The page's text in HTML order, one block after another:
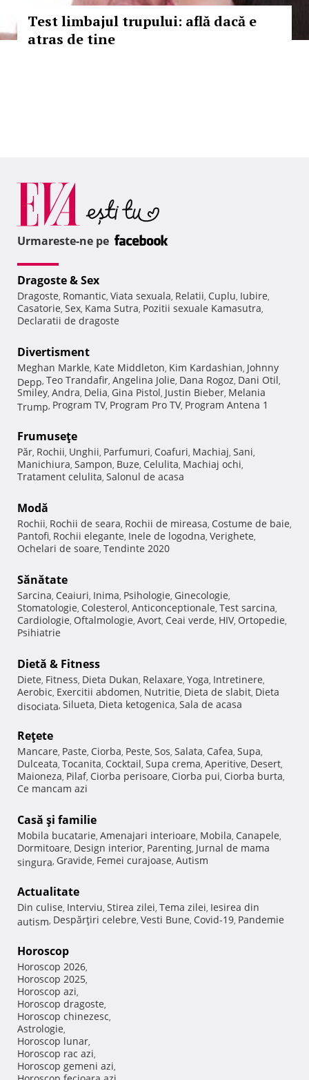
Test limbajul trupului: află dacă e
atras de tine
Urmareste-ne pe
Dragoste & Sex
Dragoste, Romantic, Viata sexuala, Relatii, Cuplu, Iubire,
Casatorie, Sex, Kama Sutra, Pozitii sexuale Kamasutra,
Declaratii de dragoste
Divertisment
Meghan Markle, Kate Middleton, Kim Kardashian, Johnny
Depp, Teo Trandafir, Angelina Jolie, Dana Rogoz, Dani Otil,
Smiley, Andra, Delia, Gina Pistol, Justin Bieber, Melania
Trump, Program TV, Program Pro TV, Program Antena 1
Frumuseţe
Păr, Rochii, Unghii, Parfumuri, Coafuri, Machiaj, Sani,
Manichiura, Sampon, Buze, Celulita, Machiaj ochi,
Tratament celulita, Salonul de acasa
Modă
Rochii, Rochii de seara, Rochii de mireasa, Costume de baie,
Pantofi, Rochii elegante, Inele de logodna, Verighete,
Ochelari de soare, Tendinte 2020
Sănătate
Sarcina, Ceaiuri, Inima, Psihologie, Ginecologie,
Stomatologie, Colesterol, Anticonceptionale, Test sarcina,
Cardiologie, Oftalmologie, Avort, Ceai verde, HIV, Ortopedie,
Psihiatrie
Dietă & Fitness
Diete, Fitness, Dieta Dukan, Relaxare, Yoga, Intretinere,
Aerobic, Exercitii abdomen, Nutritie, Dieta de slabit, Dieta
disociata, Silueta, Dieta ketogenica, Sala de acasa
Reţete
Mancare, Paste, Ciorba, Peste, Sos, Salata, Cafea, Supa,
Dulceata, Tocanita, Cocktail, Supa crema, Aperitive, Desert,
Maioneza, Pilaf, Ciorba perisoare, Ciorba pui, Ciorba burta,
Ce mancam azi
Casă şi familie
Mobila bucatarie, Amenajari interioare, Mobila, Canapele,
Dormitoare, Design interior, Parenting, Jurnal de mama
singura, Gravide, Femei curajoase, Autism
Actualitate
Din culise, Interviu, Stirea zilei, Tema zilei, Iesirea din
autism, Despărţiri celebre, Vesti Bune, Covid-19, Pandemie
Horoscop
Horoscop 2026,
Horoscop 2025,
Horoscop azi,
Horoscop dragoste,
Horoscop chinezesc,
Astrologie,
Horoscop lunar,
Horoscop rac azi,
Horoscop gemeni azi,